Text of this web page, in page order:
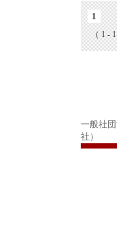
1
（ 1 -
一般社
社）